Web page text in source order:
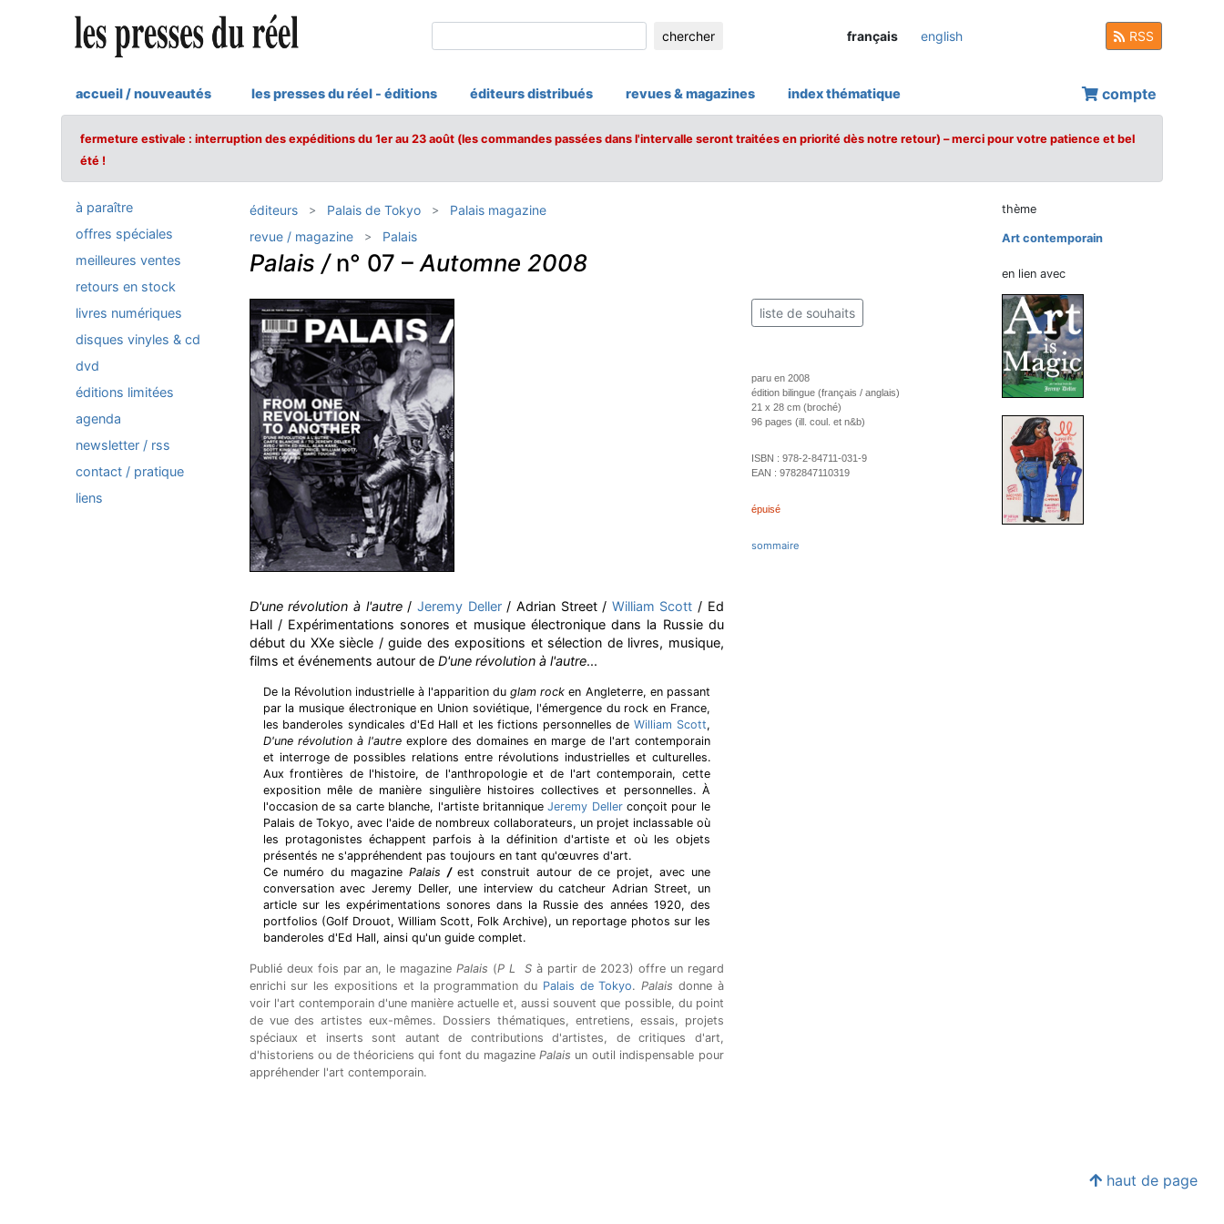
chercher français english RSS
accueil / nouveautés les presses du réel - éditions éditeurs distribués revues & magazines index thématique compte
fermeture estivale : interruption des expéditions du 1er au 23 août (les commandes passées dans l'intervalle seront traitées en priorité dès notre retour) – merci pour votre patience et bel
été !
à paraître
offres spéciales
meilleures ventes
retours en stock
livres numériques
disques vinyles & cd
dvd
éditions limitées
agenda
newsletter / rss
contact / pratique
liens
éditeurs Palais de Tokyo
Palais magazine
revue / magazine
Palais
Palais /n° 07 – Automne 2008
D'une révolution à l'autre/ Jeremy Deller/ Adrian Street / William Scott / Ed
Hall / Expérimentations sonores et musique électronique dans la Russie du
début du XXe siècle / guide des expositions et sélection de livres, musique,
films et événements autour de D'une révolution à l'autre...
De la Révolution industrielle à l'apparition duglam rocken Angleterre, en passant
par la musique électronique en Union soviétique, l'émergence du rock en France,
les banderoles syndicales d'Ed Hall et les fictions personnelles deWilliam Scott,
D'une révolution à l'autreexplore des domaines en marge de l'art contemporain
et interroge de possibles relations entre révolutions industrielles et culturelles.
Aux frontières de l'histoire, de l'anthropologie et de l'art contemporain, cette
exposition mêle de manière singulière histoires collectives et personnelles. À
l'occasion de sa carte blanche, l'artiste britanniqueJeremy Dellerconçoit pour le
Palais de Tokyo, avec l'aide de nombreux collaborateurs, un projet inclassable où
les protagonistes échappent parfois à la définition d'artiste et où les objets
présentés ne s'appréhendent pas toujours en tant qu'œuvres d'art.
Ce numéro du magazine Palais /est construit autour de ce projet, avec une
conversation avec Jeremy Deller, une interview du catcheur Adrian Street, un
article sur les expérimentations sonores dans la Russie des années 1920, des
portfolios (Golf Drouot, William Scott, Folk Archive), un reportage photos sur les
banderoles d'Ed Hall, ainsi qu'un guide complet.
Publié deux fois par an, le magazinePalais (P L S à partir de 2023) offre un regard
enrichi sur les expositions et la programmation du Palais de Tokyo.Palais donne à
voir l'art contemporain d'une manière actuelle et, aussi souvent que possible, du point
de vue des artistes eux-mêmes. Dossiers thématiques, entretiens, essais, projets
spéciaux et inserts sont autant de contributions d'artistes, de critiques d'art,
d'historiens ou de théoriciens qui font du magazinePalais un outil indispensable pour
appréhender l'art contemporain.
liste de souhaits
paru en 2008
édition bilingue (français / anglais)
21 x 28 cm (broché)
96 pages (ill. coul. et n&b)
ISBN : 978-2-84711-031-9
EAN : 9782847110319
épuisé
sommaire
thème
Art contemporain
en lien avec
haut de page